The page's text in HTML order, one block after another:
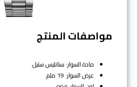
مواصفات المنتج
مادة السوار: ستانليس ستيل.
عرض السوار: 19 ملم.